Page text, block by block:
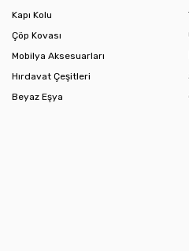
Kapı Kolu
Çöp Kovası
Mobilya Aksesuarları
Hırdavat Çeşitleri
Beyaz Eşya